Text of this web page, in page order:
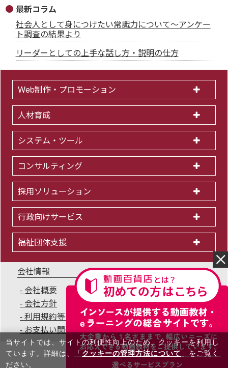
最新コラム
社会人として身につけたい常識力について～アンケー
ト調査の結果より
リーダーとしての上手な話し方・説明の仕方
Web制作・プロモーション
人材育成
システム・ツール
コンサルティング
採用ソリューション
行政向けサービス
福祉団体支援
会社情報
会社概要
IR情報
採用情報
会社方針
個人情報保護方針
利用規約等一覧
商標について
サイトマップ
お支払い関連Q&A
無料セミナー
当サイトでは、サイトの利便性向上のため、クッキーを利⽤し
ています。詳細は、「 クッキーの管理方法について 」をご覧く
ださい。